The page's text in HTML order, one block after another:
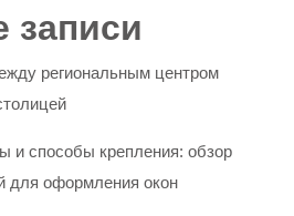
записи
региональным центром
и способы крепления: обзор
для оформления окон